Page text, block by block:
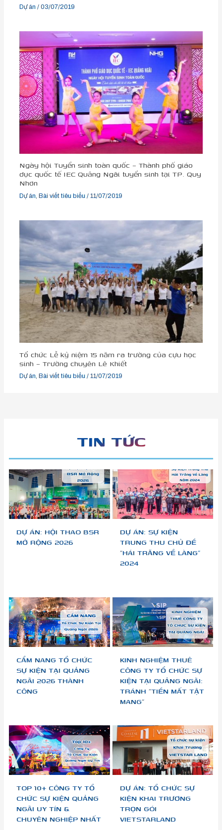
Dự án /03/07/2019
Ngày hội Tuyển sinh toàn quốc – Thành phố giáo
dục quốc tế IEC Quảng Ngãi tuyển sinh tại TP. Quy
Nhơn
Dự án,Bài viết tiêu biểu /11/07/2019
Tổ chức Lễ kỷ niệm 15 năm ra trường của cựu học
sinh – Trường chuyên Lê Khiết
Dự án,Bài viết tiêu biểu /11/07/2019
TIN TỨC
DỰ ÁN: HỘI THAO BSR
MỞ RỘNG 2026
DỰ ÁN: SỰ KIỆN
TRUNG THU CHỦ ĐỀ
“HÁI TRĂNG VỀ LÀNG”
2024
CẨM NANG TỔ CHỨC
SỰ KIỆN TẠI QUẢNG
NGÃI 2026 THÀNH
CÔNG
KINH NGHIỆM THUÊ
CÔNG TY TỔ CHỨC SỰ
KIỆN TẠI QUẢNG NGÃI:
TRÁNH “TIỀN MẤT TẬT
MANG”
TOP 10+ CÔNG TY TỔ
CHỨC SỰ KIỆN QUẢNG
NGÃI UY TÍN &
CHUYÊN NGHIỆP NHẤT
DỰ ÁN: TỔ CHỨC SỰ
KIỆN KHAI TRƯƠNG
TRỌN GÓI
VIETSTARLAND